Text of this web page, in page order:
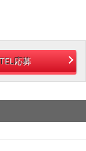
TEL応募